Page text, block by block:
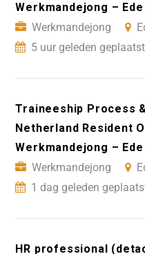
Werkmandejong – Ede
Werkmandejong
5 uur geleden geplaatst
Traineeship Process
Netherland Resident
Werkmandejong – Ede
Werkmandejong
1 dag geleden
HR professional